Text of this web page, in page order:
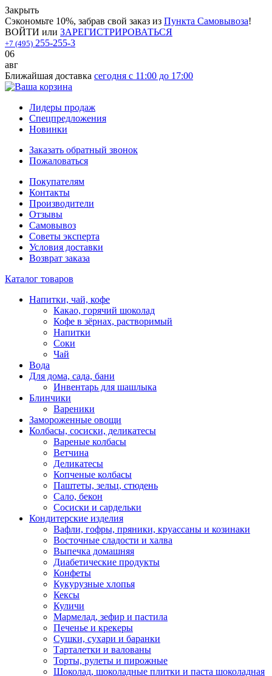
Закрыть
Сэкономьте 10%, забрав свой заказ из Пункта Самовывоза!
ВОЙТИ или ЗАРЕГИСТРИРОВАТЬСЯ
+7 (495) 255-255-3
06
авг
Ближайшая доставка сегодня с 11:00 до 17:00
Лидеры продаж
Спецпредложения
Новинки
Заказать обратный звонок
Пожаловаться
Покупателям
Контакты
Производители
Отзывы
Самовывоз
Советы эксперта
Условия доставки
Возврат заказа
Каталог товаров
Напитки, чай, кофе
Какао, горячий шоколад
Кофе в зёрнах, растворимый
Напитки
Соки
Чай
Вода
Для дома, сада, бани
Инвентарь для шашлыка
Блинчики
Вареники
Замороженные овощи
Колбасы, сосиски, деликатесы
Вареные колбасы
Ветчина
Деликатесы
Копченые колбасы
Паштеты, зельц, стюдень
Сало, бекон
Сосиски и сардельки
Кондитерские изделия
Вафли, гофры, пряники, круассаны и козинаки
Восточные сладости и халва
Выпечка домашняя
Диабетические продукты
Конфеты
Кукурузные хлопья
Кексы
Куличи
Мармелад, зефир и пастила
Печенье и крекеры
Сушки, сухари и баранки
Тарталетки и валованы
Торты, рулеты и пирожные
Шоколад, шоколадные плитки и паста шоколадная